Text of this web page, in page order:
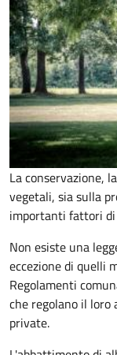
La conservazione,
vegetali, sia sulla
importanti fattori
Non esiste una
eccezione di quelli
Regolamenti
che regolano il loro
private.